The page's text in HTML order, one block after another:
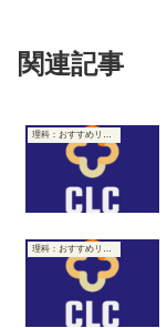
関連記事
理科：おすすめリンク集
理科：おすすめリンク集